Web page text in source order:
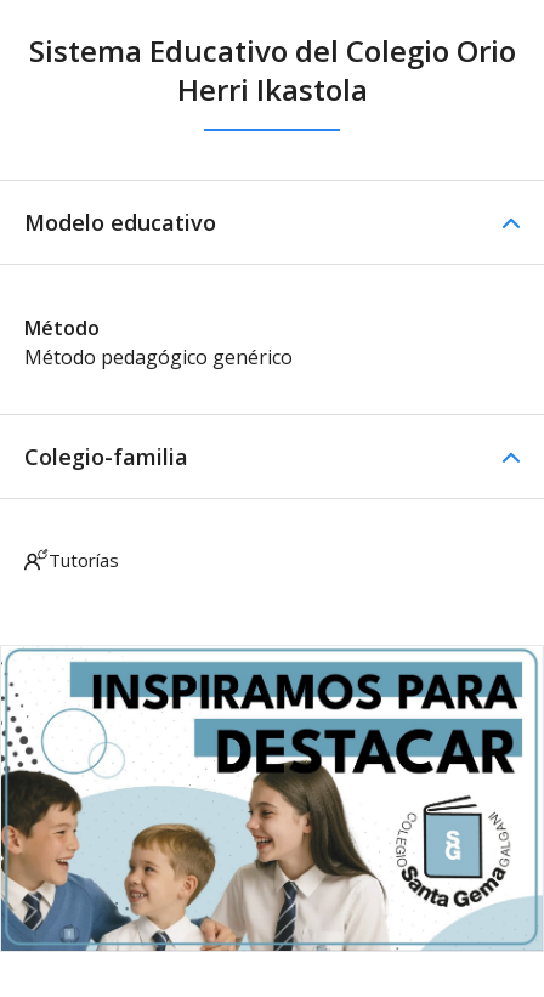
Sistema Educativo del Colegio Orio
Herri Ikastola
Modelo educativo
Método
Método pedagógico genérico
Colegio-familia
Tutorías